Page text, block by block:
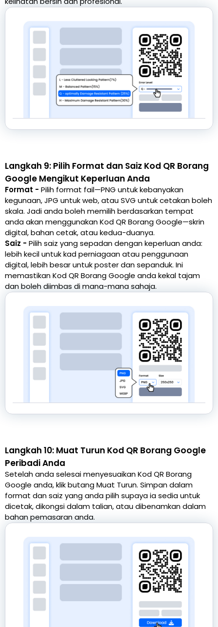
Langkah 9: Pilih Format dan Saiz Kod QR Borang
Google Mengikut Keperluan Anda
Format - Pilih format fail—PNG untuk kebanyakan
kegunaan, JPG untuk web, atau SVG untuk cetakan boleh
skala. Jadi anda boleh memilih berdasarkan tempat
anda akan menggunakan Kod QR Borang Google—skrin
digital, bahan cetak, atau kedua-duanya.
Saiz - Pilih saiz yang sepadan dengan keperluan anda:
lebih kecil untuk kad perniagaan atau penggunaan
digital, lebih besar untuk poster dan sepanduk. Ini
memastikan Kod QR Borang Google anda kekal tajam
dan boleh diimbas di mana-mana sahaja.
Langkah 10: Muat Turun Kod QR Borang Google
Peribadi Anda
Setelah anda selesai menyesuaikan Kod QR Borang
Google anda, klik butang Muat Turun. Simpan dalam
format dan saiz yang anda pilih supaya ia sedia untuk
dicetak, dikongsi dalam talian, atau dibenamkan dalam
bahan pemasaran anda.